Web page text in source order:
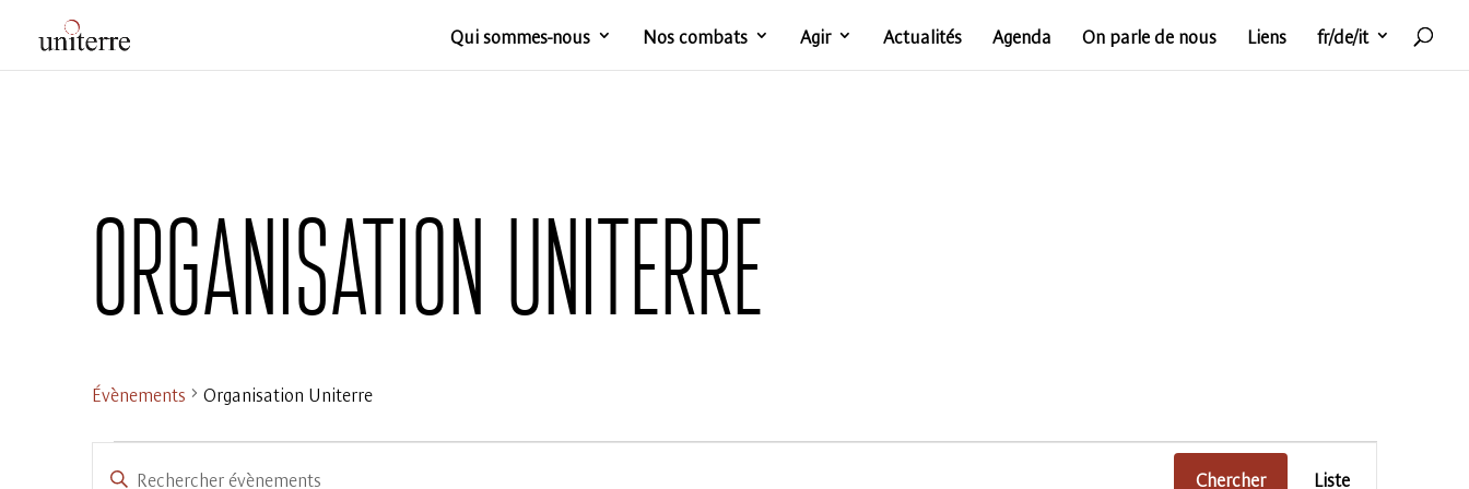
Qui sommes-nous Nos combats Agir Actualités Agenda On parle de nous Liens fr/de/it
Organisation Uniterre
Évènements Organisation Uniterre
Saisir
Chercher Liste